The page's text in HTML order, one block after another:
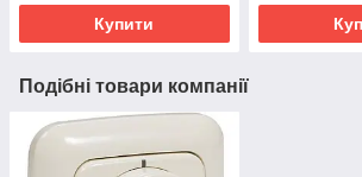
Купити
Подібні товари компанії